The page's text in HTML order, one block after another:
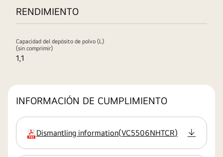
RENDIMIENTO
Capacidad del depósito de polvo (L)
(sin comprimir)
1,1
INFORMACIÓN DE CUMPLIMIENTO
extensión:pdf
Dismantling information(VC5506NHTCR)